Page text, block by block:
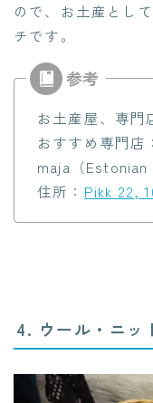
ので、お土産とし
チです。
お土産屋、専門
おすすめ専門
maja（Estonian
住所： Pikk 22,
4. ウール・ニッ